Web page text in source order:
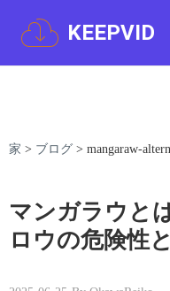
KEEPVID
家 > ブログ > mangaraw-
マンガラウと
ロウの危険性